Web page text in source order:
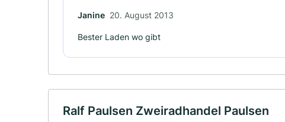
Janine 20. August 2013
Bester Laden wo gibt
Ralf Paulsen Zweiradhandel Paulsen